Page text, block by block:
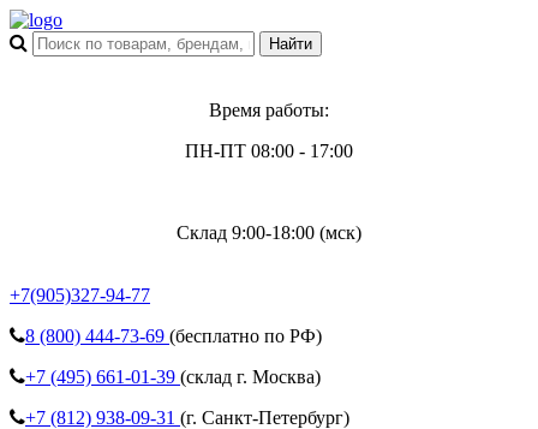
Время работы:
ПН-ПТ 08:00 - 17:00
Склад 9:00-18:00 (мск)
+7(905)327-94-77
8 (800) 444-73-69 (бесплатно по РФ)
+7 (495) 661-01-39 (склад г. Москва)
+7 (812) 938-09-31 (г. Санкт-Петербург)